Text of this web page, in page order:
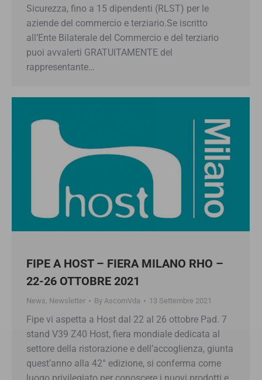
Sicurezza, fino a 15 dipendenti (RLST) per le
aziende del commercio e terziario.Se iscritto
all’Ente Bilaterale del Commercio e del terziario
puoi avvalerti GRATUITAMENTE del
rappresentante…
FIPE A HOST – FIERA MILANO RHO –
22-26 OTTOBRE 2021
News, Newsletter By AscomVda 13 Settembre 2021
Fipe vi aspetta a Host dal 22 al 26 ottobre Pad. 7
stand V39 Z40 Host, fiera mondiale dedicata al
settore della ristorazione e dell’accoglienza, giunta
quest’anno alla 42° edizione, si conferma come